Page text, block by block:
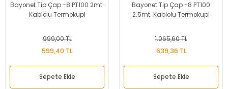
Bayonet Tip Çap -8 PT100 2mt.
Kablolu Termokupl
999,00 TL
599,40 TL
Sepete Ekle
Bayonet Tip Çap -8 PT100
2.5mt. Kablolu Termokupl
1.065,60 TL
639,36 TL
Sepete Ekle